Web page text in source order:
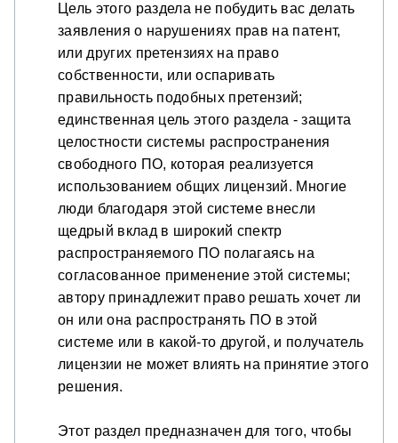
Цель этого раздела не побудить вас делать
заявления о нарушениях прав на патент,
или других претензиях на право
собственности, или оспаривать
правильность подобных претензий;
единственная цель этого раздела - защита
целостности системы распространения
свободного ПО, которая реализуется
использованием общих лицензий. Многие
люди благодаря этой системе внесли
щедрый вклад в широкий спектр
распространяемого ПО полагаясь на
согласованное применение этой системы;
автору принадлежит право решать хочет ли
он или она распространять ПО в этой
системе или в какой-то другой, и получатель
лицензии не может влиять на принятие этого
решения.
Этот раздел предназначен для того, чтобы